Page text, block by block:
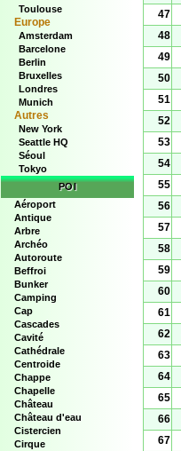
Toulouse
Europe
Amsterdam
Barcelone
Berlin
Bruxelles
Londres
Munich
Autres
New York
Seattle HQ
Séoul
Tokyo
POI
Aéroport
Antique
Arbre
Archéo
Autoroute
Beffroi
Bunker
Camping
Cap
Cascades
Cavité
Cathédrale
Centroide
Chappe
Chapelle
Château
Château d'eau
Cistercien
Cirque
47
48
49
50
51
52
53
54
55
56
57
58
59
60
61
62
63
64
65
66
67